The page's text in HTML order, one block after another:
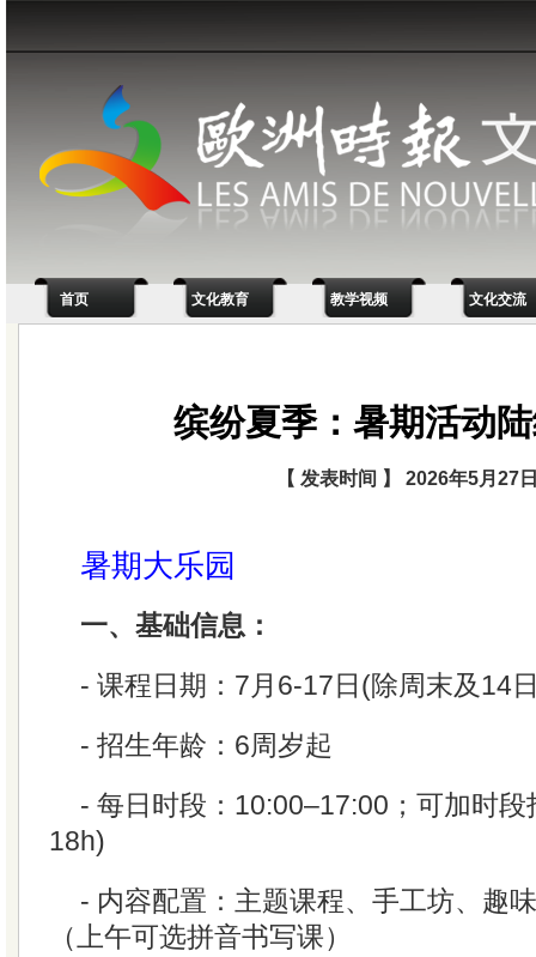
首页 文化教育 教学视频 文化交流
缤纷夏季：暑期活动
【 发表时间 】 2026年5月27
暑期大乐园
一、基础信息：
- 课程日期：7月6-17日(除周末及14
- 招生年龄：6周岁起
- 每日时段：10:00–17:00；可加时
18h)
- 内容配置：主题课程、手工坊、趣
（上午可选拼音书写课）